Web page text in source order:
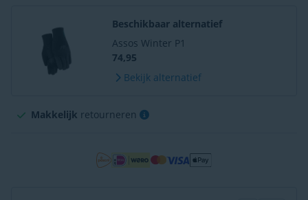
Beschikbaar alternatief
Assos Winter P1
74,95
Bekijk alternatief
Makkelijk retourneren